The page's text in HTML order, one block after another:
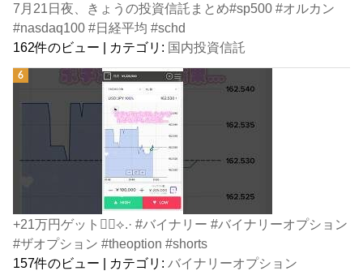
7月21日夜、きょうの投資信託まとめ#sp500 #オルカン
#nasdaq100 #日経平均 #schd
162件のビュー | カテゴリ: 国内投資信託
+21万円ゲット👍🏻⟡.· #バイナリー #バイナリーオプション
#ザオプション #theoption #shorts
157件のビュー | カテゴリ: バイナリーオプション